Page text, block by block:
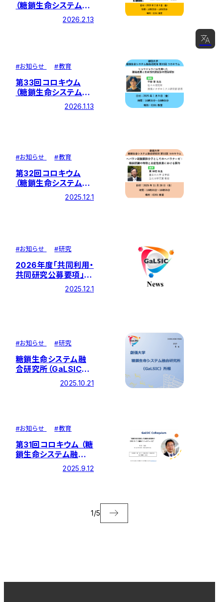
（糖鎖生命システム融
合研究所）対面にて開
2026.2.13
#お知らせ #教育
第33回コロキウム
（糖鎖生命システム融
合研究所）対面にて開
2026.1.13
#お知らせ #教育
第32回コロキウム
（糖鎖生命システム融
合研究所）対面にて開
2025.12.1
#お知らせ #研究
2026年度「共同利用・
共同研究公募要項」掲
2025.12.1
#お知らせ #研究
糖鎖生命システム融
合研究所（GaLSIC）
所報第4号を発行しま
2025.10.21
#お知らせ #教育
第31回コロキウム （糖
鎖生命システム融合
研究所）対面にて開催
2025.9.12
1/5